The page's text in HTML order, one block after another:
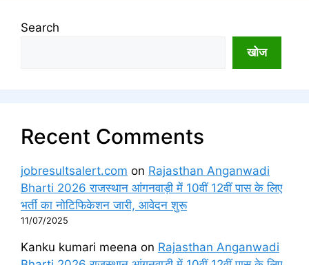
Search
खोज
Recent Comments
jobresultsalert.com on Rajasthan Anganwadi
Bharti 2026 राजस्थान आंगनवाड़ी में 10वीं 12वीं पास के लिए
भर्ती का नोटिफिकेशन जारी, आवेदन शुरू
11/07/2025
Kanku kumari meena on Rajasthan Anganwadi